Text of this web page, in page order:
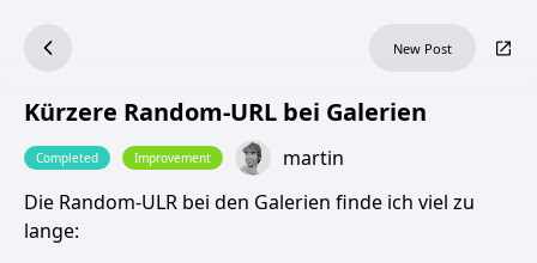
New Post
Kürzere Random-URL bei Galerien
Completed Improvement
martin
Die Random-ULR bei den Galerien finde ich viel zu
lange: